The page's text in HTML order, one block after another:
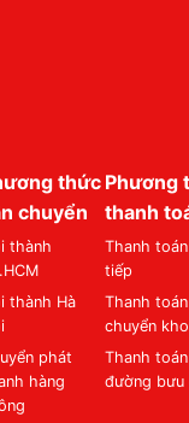
thức
chuyển
thành
thành Hà
phát
hàng
Phương
thanh
Thanh
tiếp
Thanh toán
chuyển
Thanh
đường bưu